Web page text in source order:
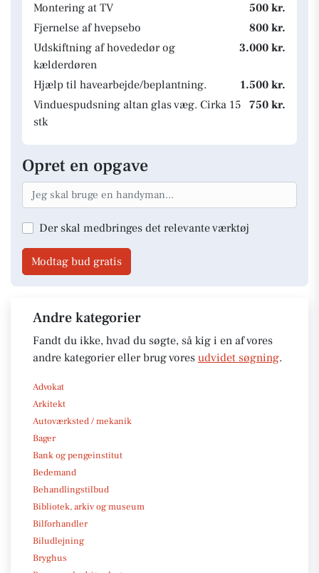
Montering at TV
500 kr.
Fjernelse af hvepsebo
800 kr.
Udskiftning af hovededør og
kælderdøren
3.000 kr.
Hjælp til havearbejde/beplantning.
1.500 kr.
Vinduespudsning altan glas væg. Cirka 15
stk
750 kr.
Opret en opgave
Der skal medbringes det relevante værktøj
Modtag bud gratis
Andre kategorier
Fandt du ikke, hvad du søgte, så kig i en af vores
andre kategorier eller brug vores udvidet søgning.
Advokat
Arkitekt
Autoværksted / mekanik
Bager
Bank og pengeinstitut
Bedemand
Behandlingstilbud
Bibliotek, arkiv og museum
Bilforhandler
Biludlejning
Bryghus